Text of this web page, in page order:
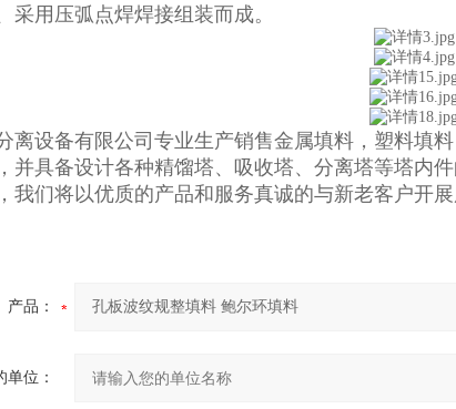
采用压弧点焊焊接组装而成。
离设备有限公司专业生产销售金属填料，塑料填
并具备设计各种精馏塔、吸收塔、分离塔等塔内
我们将以优质的产品和服务真诚的与新老客户开
产品：
单位：